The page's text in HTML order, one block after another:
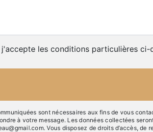
les conditions particulières ci-
sont nécessaires aux fins de vous
à votre message. Les données collectées
Vous disposez de droits d’accès,